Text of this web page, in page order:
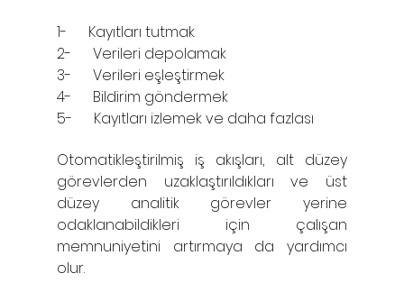
1-      Kayıtları tutmak
2-      Verileri depolamak
3-      Verileri eşleştirmek
4-      Bildirim göndermek
5-      Kayıtları izlemek ve daha fazlası
Otomatikleştirilmiş iş akışları, alt düzey
görevlerden uzaklaştırıldıkları ve üst
düzey analitik görevler yerine
odaklanabildikleri için çalışan
memnuniyetini artırmaya da yardımcı
olur.